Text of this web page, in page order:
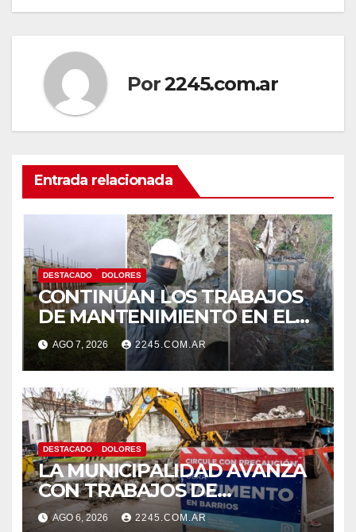
Por2245.com.ar
Entrada relacionada
DESTACADO DOLORES
CONTINÚAN LOS TRABAJOS
DE MANTENIMIENTO EN EL
SISTEMA HÍDRICO DE
DOLORES
AGO 7, 2026 2245.COM.AR
DESTACADO DOLORES
LA MUNICIPALIDAD AVANZA
CON TRABAJOS DE
REPARACIÓN DE PAVIMENTO
AGO 6, 2026 2245.COM.AR